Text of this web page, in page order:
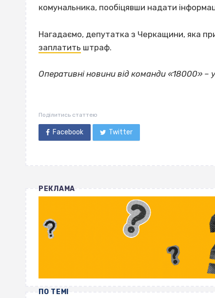
комунальника, пообіцявши надати
Нагадаємо, депутатка з Черкащини, яка
заплатить штраф.
Оперативні новини від команди «18000» –
Поділитись статтею
Facebook Twitter
РЕКЛАМА
ПО ТЕМІ